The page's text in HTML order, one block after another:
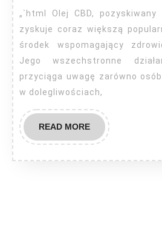
„`html Olej CBD, pozyskiwany z konopi siewnych,
zyskuje coraz większą
środek wspomagający
Jego wszechstronne
przyciąga uwagę zarówno
w dolegliwościach,
READ MOREREAD
MORE